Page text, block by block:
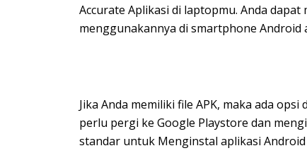
Accurate Aplikasi di laptopmu. Anda
menggunakannya di smartphone Android
Jika Anda memiliki file APK, maka ada
perlu pergi ke Google Playstore dan
standar untuk Menginstal aplikasi Android